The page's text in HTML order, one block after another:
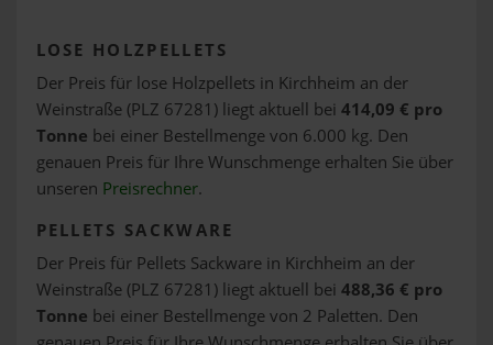
LOSE HOLZPELLETS
Der Preis für lose Holzpellets in Kirchheim an der
Weinstraße (PLZ 67281) liegt aktuell bei 414,09 € pro
Tonne bei einer Bestellmenge von 6.000 kg. Den
genauen Preis für Ihre Wunschmenge erhalten Sie über
unseren Preisrechner.
PELLETS SACKWARE
Der Preis für Pellets Sackware in Kirchheim an der
Weinstraße (PLZ 67281) liegt aktuell bei 488,36 € pro
Tonne bei einer Bestellmenge von 2 Paletten. Den